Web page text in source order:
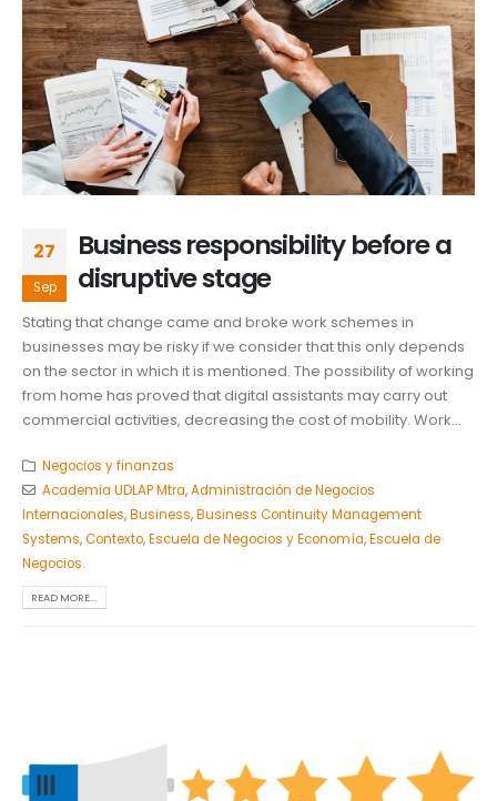
27
Sep
Business responsibility before a
disruptive stage
Stating that change came and broke work schemes in
businesses may be risky if we consider that this only depends
on the sector in which it is mentioned. The possibility of working
from home has proved that digital assistants may carry out
commercial activities, decreasing the cost of mobility. Work...
Negocios y finanzas
Academia UDLAP Mtra,Administración de Negocios
Internacionales,Business,Business Continuity Management
Systems,Contexto,Escuela de Negocios y Economía,Escuela de
Negocios.
READ MORE...